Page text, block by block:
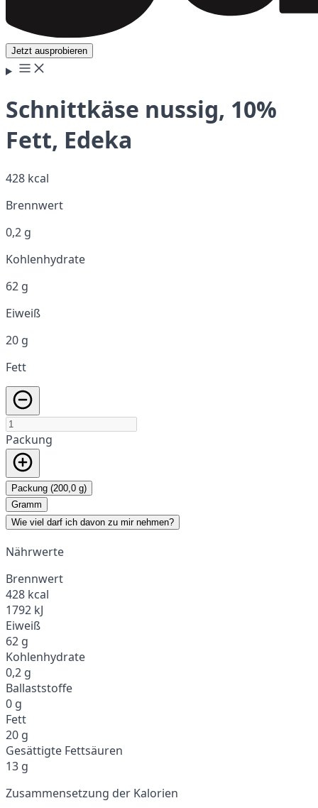
Jetzt ausprobieren
Schnittkäse nussig, 10%
Fett, Edeka
428 kcal
Brennwert
0,2 g
Kohlenhydrate
62 g
Eiweiß
20 g
Fett
Packung
Packung (200,0 g)
Gramm
Wie viel darf ich davon zu mir nehmen?
Nährwerte
Brennwert
428 kcal
1792 kJ
Eiweiß
62 g
Kohlenhydrate
0,2 g
Ballaststoffe
0 g
Fett
20 g
Gesättigte Fettsäuren
13 g
Zusammensetzung der Kalorien